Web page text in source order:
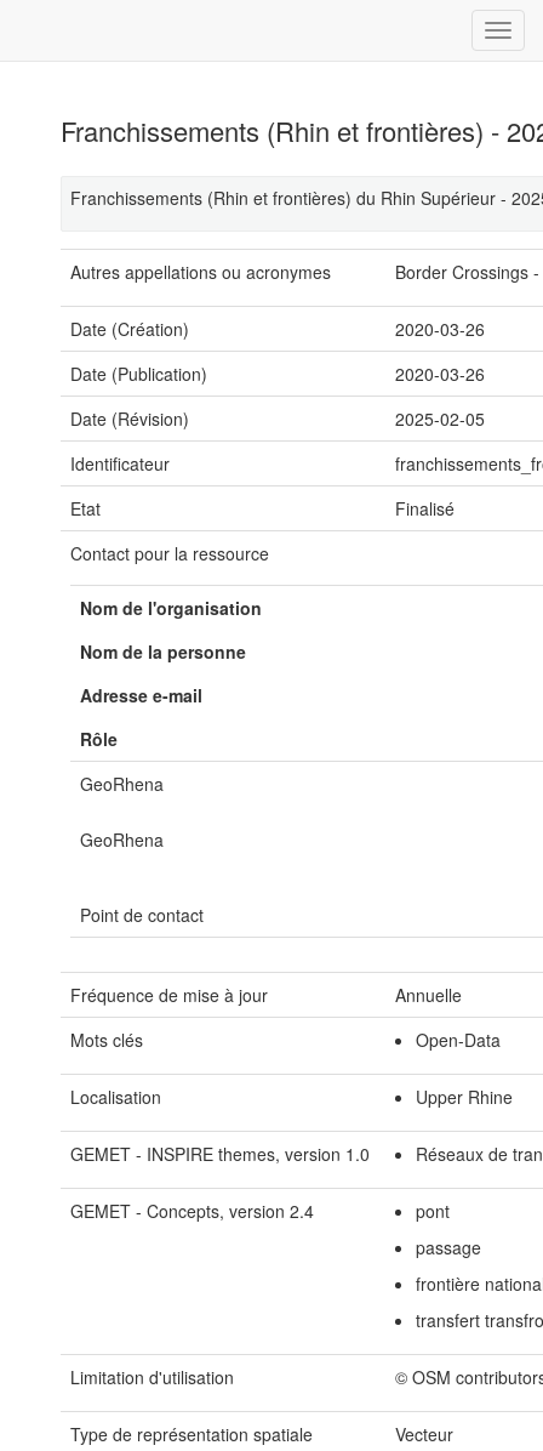
Franchissements (Rhin et frontières) -
Franchissements (Rhin et frontières) du Rhin Supérieur -
Autres appellations ou acronymes Border Crossings
Date (Création)
2020-03-26
Date (Publication)
2020-03-26
Date (Révision)
2025-02-05
Identificateur
Etat
Finalisé
Contact pour la ressource
Nom de l'organisation
Nom de la personne
Adresse e-mail
Rôle
GeoRhena
GeoRhena
Point de contact
Fréquence de mise à jour
Annuelle
Mots clés
Open-Data
Localisation Upper Rhine
GEMET - INSPIRE themes, version 1.0 Réseaux de
GEMET - Concepts, version 2.4
pont
passage
frontière
transfert
Limitation d'utilisation © OSM
Type de représentation spatiale
Vecteur